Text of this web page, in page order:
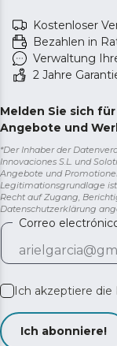
Kostenloser
Bezahlen in
Verwaltung
2 Jahre
Melden Sie sich
Angebote und
*Der Inhaber der
Innovaciones S.L. und
Angebote und
Legitimationsgrundlage
Recht auf Zugang,
Datenschutzerklärung
Correo
Ich akzeptiere die
Ich abonniere!